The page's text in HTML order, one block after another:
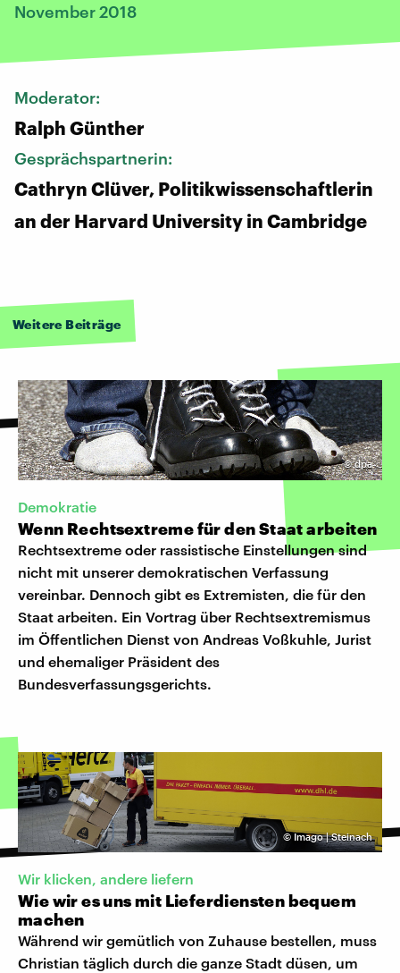
November 2018
Moderator:
Ralph Günther
Gesprächspartnerin:
Cathryn Clüver, Politikwissenschaftlerin
an der Harvard University in Cambridge
Weitere Beiträge
©dpa
Demokratie
Wenn Rechtsextreme für den Staat arbeiten
Rechtsextreme oder rassistische Einstellungen sind
nicht mit unserer demokratischen Verfassung
vereinbar. Dennoch gibt es Extremisten, die für den
Staat arbeiten. Ein Vortrag über Rechtsextremismus
im Öffentlichen Dienst von Andreas Voßkuhle, Jurist
und ehemaliger Präsident des
Bundesverfassungsgerichts.
©Imago | Steinach
Wir klicken, andere liefern
Wie wir es uns mit Lieferdiensten bequem
machen
Während wir gemütlich von Zuhause bestellen, muss
Christian täglich durch die ganze Stadt düsen, um